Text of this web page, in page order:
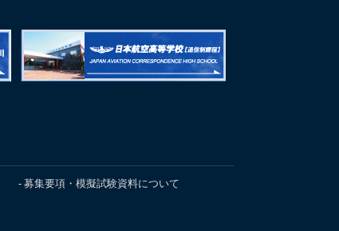
募集要項・模擬試験資料について